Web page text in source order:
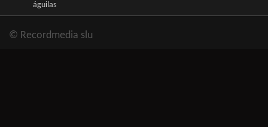
águilas
© Recordmedia slu